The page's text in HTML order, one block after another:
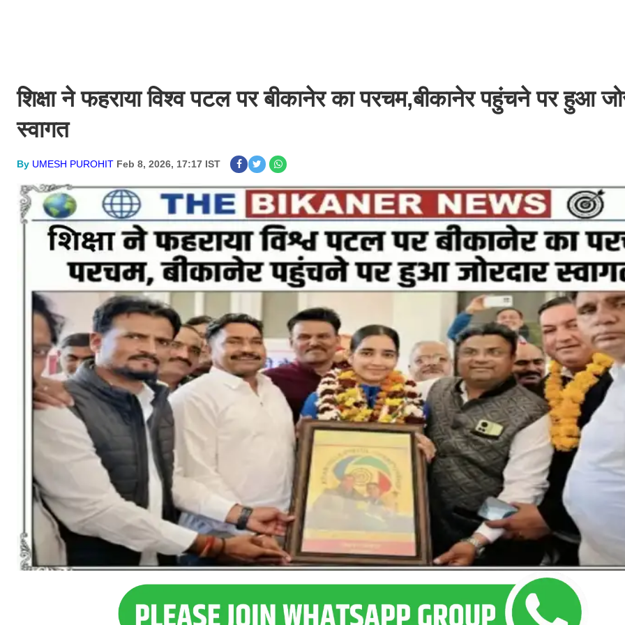
शिक्षा ने फहराया विश्व पटल पर बीकानेर का परचम,बीकानेर पहुंचने पर हुआ
स्वागत
By UMESH PUROHIT Feb 8, 2026, 17:17 IST